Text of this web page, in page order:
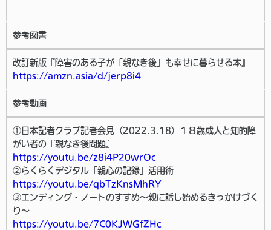
参考図書
改訂新版『障害のある子が「親なき後」も幸せに暮らせる本』
https://amzn.asia/d/jerp8i4
参考動画
①日本記者クラブ記者会見（2022.3.18）１８歳成人と知的障
がい者の『親なき後問題』
https://youtu.be/z8i4P20wrOc
②らくらくデジタル「親心の記録」活用術
https://youtu.be/qbTzKnsMhRY
③エンディング・ノートのすすめ～親に話し始めるきっかけづく
り～
https://youtu.be/7C0KJWGfZHc